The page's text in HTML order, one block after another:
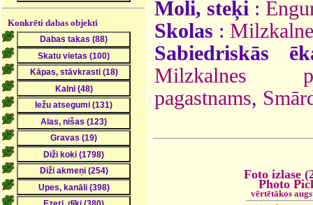
Konkrēti dabas objekti
Moli, steķi :
Skolas :
Sabiedriskās
Milzkalnes
pagastnams,
Foto izlase
Photo
vērtētākos